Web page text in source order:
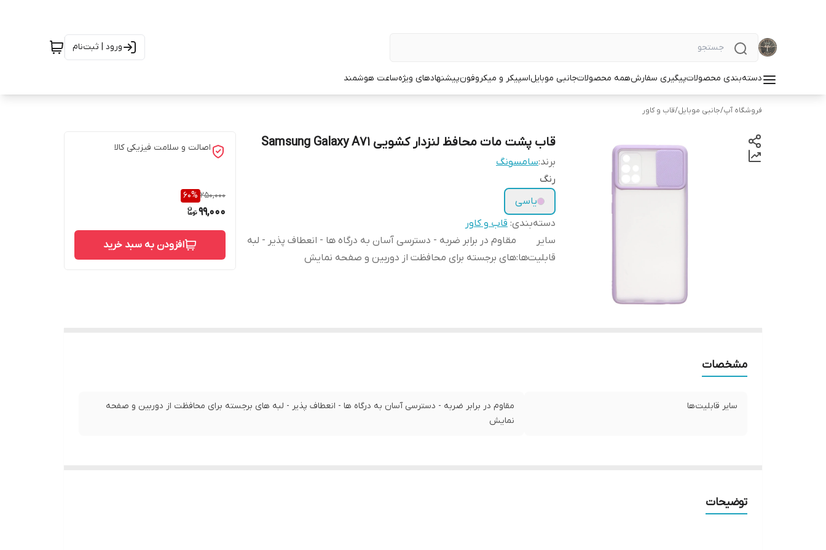
ورود | ثبت‌نام
دسته‌بندی محصولاتپیگیری سفارشهمه محصولاتجانبی موبایلاسپیکر و میکروفونپیشنهادهای ویژهساعت هوشمند
فروشگاه آپ/جانبی موبایل/قاب و کاور
قاب پشت مات محافظ لنزدار کشویی Samsung Galaxy A71
برند:سامسونگ
رنگ
یاسی
دسته‌بندی: قاب و کاور
سایر
قابلیت‌ها:
مقاوم در برابر ضربه - دسترسی آسان به درگاه‌ ها - انعطاف پذیر - لبه
های برجسته برای محافظت از دوربین و صفحه نمایش
اصالت و سلامت فیزیکی کالا
250,000
60%
99,000
افزودن به سبد خرید
مشخصات
سایر قابلیت‌ها
مقاوم در برابر ضربه - دسترسی آسان به درگاه‌ ها - انعطاف پذیر - لبه های برجسته برای محافظت از دوربین و صفحه
نمایش
توضیحات